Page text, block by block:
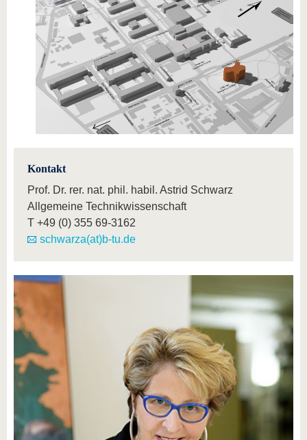
Kontakt
Prof. Dr. rer. nat. phil. habil. Astrid Schwarz
Allgemeine Technikwissenschaft
T +49 (0) 355 69-3162
schwarza(at)b-tu.de